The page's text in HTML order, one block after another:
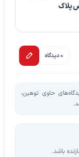
پلاک
0 دیدگاه
حاوی توهین،
باشد.